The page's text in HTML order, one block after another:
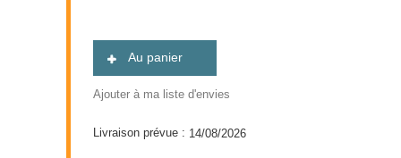
Au panier
Ajouter à ma liste d'envies
Livraison prévue : 14/08/2026